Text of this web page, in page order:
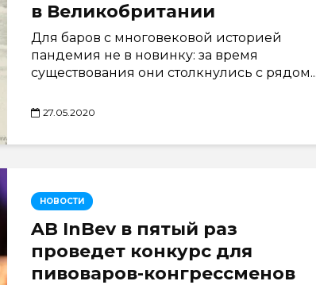
в Великобритании
Для баров с многовековой историей
пандемия не в новинку: за время
существования они столкнулись с
27.05.2020
НОВОСТИ
AB InBev в пятый раз
проведет конкурс для
пивоваров-конгрессменов